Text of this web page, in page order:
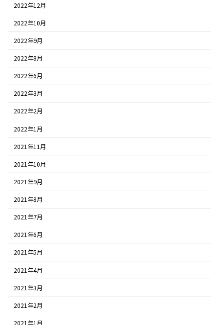
2022年12月
2022年10月
2022年9月
2022年8月
2022年6月
2022年3月
2022年2月
2022年1月
2021年11月
2021年10月
2021年9月
2021年8月
2021年7月
2021年6月
2021年5月
2021年4月
2021年3月
2021年2月
2021年1月